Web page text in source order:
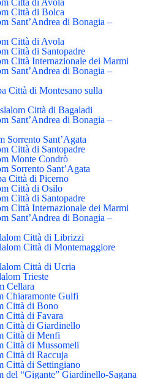
Città di Bolca
Sant’Andrea di Bonagia –
Città di Avola
Città di Santopadre
Città Internazionale dei Marmi
Sant’Andrea di Bonagia –
Città di Montesano sulla
Città di Bagaladi
Sant’Andrea di Bonagia –
Sorrento Sant’Agata
Città di Santopadre
Monte Condrò
Sorrento Sant’Agata
Città di Picerno
Città di Osilo
Città di Santopadre
Città Internazionale dei Marmi
Sant’Andrea di Bonagia –
Città di Librizzi
Città di Montemaggiore
Città di Ucria
Trieste
Cellara
Chiaramonte Gulfi
Città di Bono
Città di Favara
Città di Giardinello
Città di Menfi
Città di Mussomeli
Città di Raccuja
Città di Settingiano
del “Gigante” Giardinello-Sagana